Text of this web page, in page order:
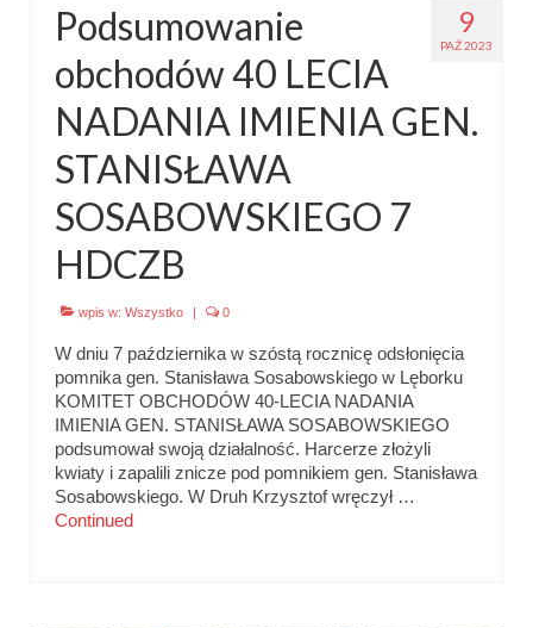
9
PAŹ 2023
Podsumowanie
obchodów 40 LECIA
NADANIA IMIENIA GEN.
STANISŁAWA
SOSABOWSKIEGO 7
HDCZB
wpis w: Wszystko | 0
W dniu 7 października w szóstą rocznicę odsłonięcia
pomnika gen. Stanisława Sosabowskiego w Lęborku
KOMITET OBCHODÓW 40-LECIA NADANIA
IMIENIA GEN. STANISŁAWA SOSABOWSKIEGO
podsumował swoją działalność. Harcerze złożyli
kwiaty i zapalili znicze pod pomnikiem gen. Stanisława
Sosabowskiego. W Druh Krzysztof wręczył …
Continued